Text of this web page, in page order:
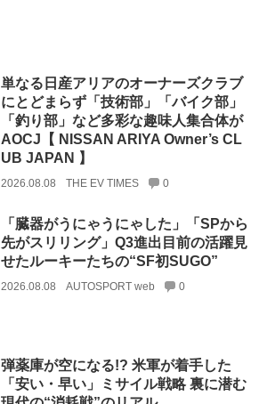
単なる日産アリアのオーナーズクラブ
にとどまらず「技術部」「バイク部」
「釣り部」など多彩な趣味人集合体が
AOCJ【 NISSAN ARIYA Owner’s CL
UB JAPAN 】
2026.08.08 THE EV TIMES 0
「臓器がうにゃうにゃした」「SPから
先がスリリング」Q3進出目前の活躍見
せたルーキーたちの“SF初SUGO”
2026.08.08 AUTOSPORT web 0
弾薬庫が空になる!? 米軍が着手した
「安い・早い」ミサイル戦略 裏に潜む